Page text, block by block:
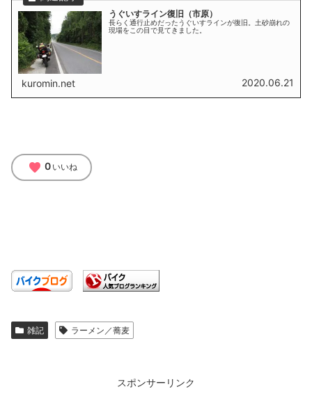
うぐいすライン復旧（市原）
長らく通行止めだったうぐいすラインが復旧。土砂崩れの
現場をこの目で見てきました。
kuromin.net 2020.06.21
favorite 0 いいね
雑記 ラーメン／蕎麦
スポンサーリンク